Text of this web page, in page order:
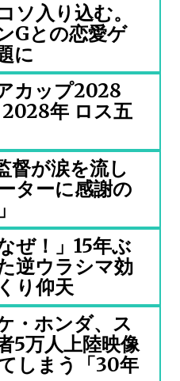
ソ入り込む。
Gとの恋愛ゲ
に
カップ2028
2028年 ロス五
督が涙を流し
ターに感謝の
ぜ！」15年ぶ
逆ウラシマ効
り仰天
ホンダ、ス
5万人上陸映像
しまう「30年